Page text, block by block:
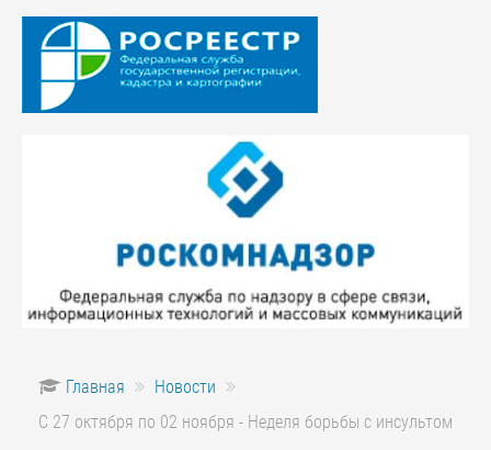
Главная
Новости
С 27 октября по 02 ноября - Неделя борьбы с инсультом